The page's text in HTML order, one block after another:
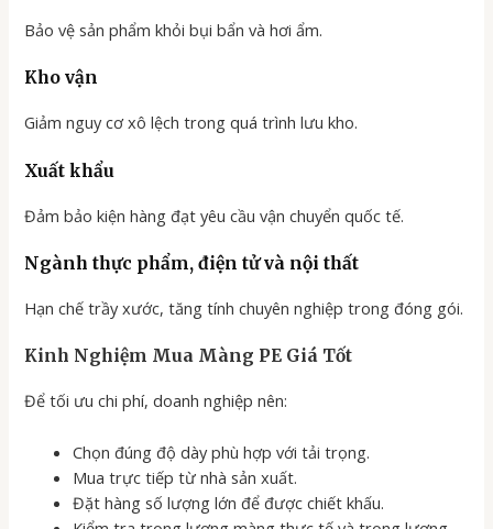
Bảo vệ sản phẩm khỏi bụi bẩn và hơi ẩm.
Kho vận
Giảm nguy cơ xô lệch trong quá trình lưu kho.
Xuất khẩu
Đảm bảo kiện hàng đạt yêu cầu vận chuyển quốc tế.
Ngành thực phẩm, điện tử và nội thất
Hạn chế trầy xước, tăng tính chuyên nghiệp trong đóng gói.
Kinh Nghiệm Mua Màng PE Giá Tốt
Để tối ưu chi phí, doanh nghiệp nên:
Chọn đúng độ dày phù hợp với tải trọng.
Mua trực tiếp từ nhà sản xuất.
Đặt hàng số lượng lớn để được chiết khấu.